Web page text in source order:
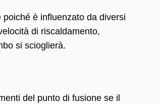
è influenzato da diversi
di riscaldamento,
si scioglierà.
del punto di fusione se il